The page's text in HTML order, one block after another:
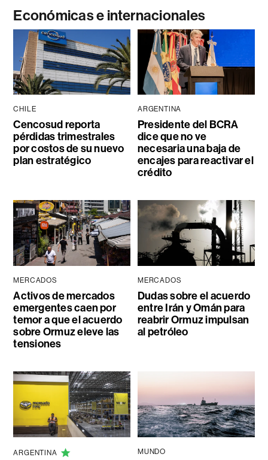
Económicas e internacionales
CHILE
Cencosud reporta
pérdidas trimestrales
por costos de su nuevo
plan estratégico
ARGENTINA
Presidente del BCRA
dice que no ve
necesaria una baja de
encajes para reactivar el
crédito
MERCADOS
Activos de mercados
emergentes caen por
temor a que el acuerdo
sobre Ormuz eleve las
tensiones
MERCADOS
Dudas sobre el acuerdo
entre Irán y Omán para
reabrir Ormuz impulsan
al petróleo
ARGENTINA MUNDO